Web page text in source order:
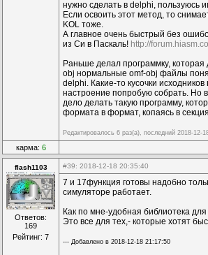
нужно сделать в delphi, пользуюсь
Если освоить этот метод, то
KOL тоже.
А главное очень быстрый без
из Си в Паскаль! http://
Раньше делал программку,
obj нормальные omf-obj файлы
delphi. Какие-то кусочки
настроение попробую собрать. Но
дело делать такую программу,
формата в формат, копаясь в
Редактировалось 6 раз(а), последний 2018-12-
карма: 6
flash1103
Ответов:
169
Рейтинг: 7
#39: 2018-12-18 20:35:40
7 и 17функция готовы надобно
симуляторе работает.
Как по мне-удобная библиотека
Это все для тех,- которые хотят
--- Добавлено в 2018-12-18 21:17:50